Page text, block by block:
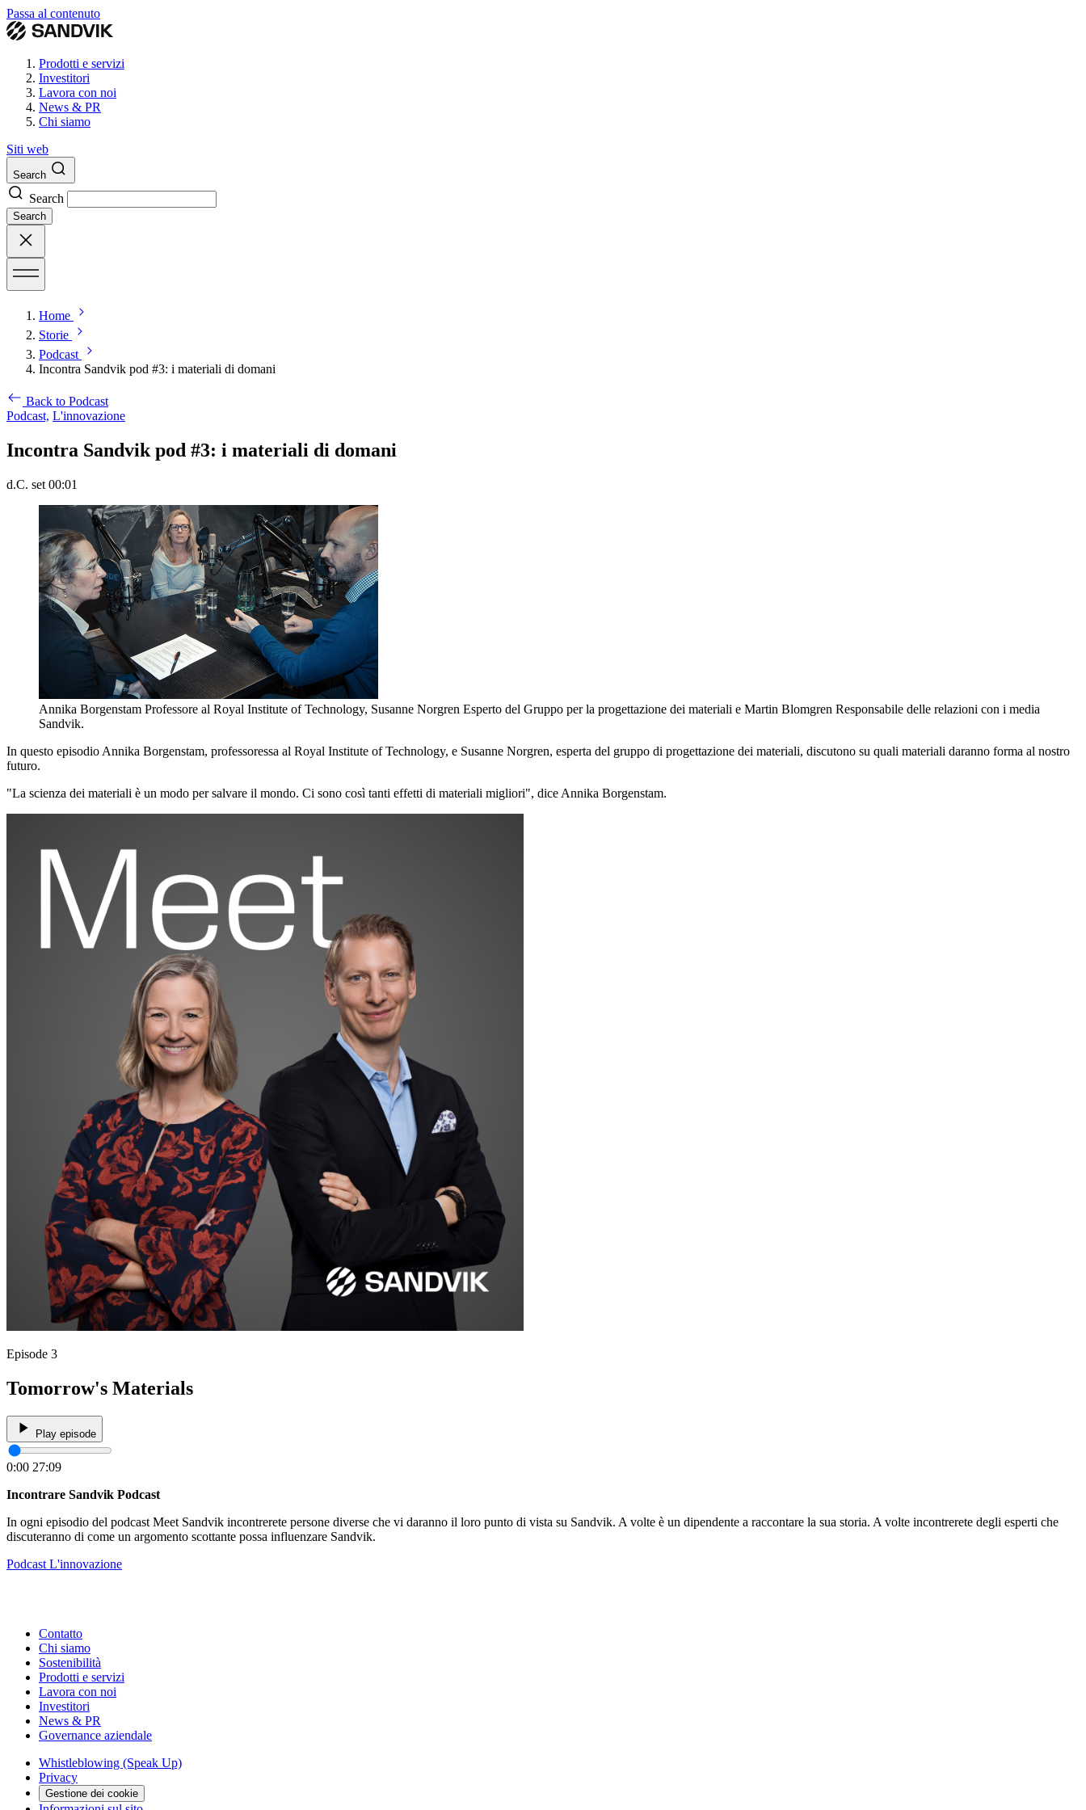
Passa al contenuto
Prodotti e servizi
Investitori
Lavora con noi
News & PR
Chi siamo
Siti web
Search
Search
Search
Home
Storie
Podcast
Incontra Sandvik pod #3: i materiali di domani
Back to Podcast
Podcast, L'innovazione
Incontra Sandvik pod #3: i materiali di domani
d.C. set 00:01
Annika Borgenstam Professore al Royal Institute of Technology, Susanne Norgren Esperto del Gruppo per la progettazione dei materiali e Martin Blomgren Responsabile delle relazioni con i media
Sandvik.
In questo episodio Annika Borgenstam, professoressa al Royal Institute of Technology, e Susanne Norgren, esperta del gruppo di progettazione dei materiali, discutono su quali materiali daranno forma al nostro
futuro.
"La scienza dei materiali è un modo per salvare il mondo. Ci sono così tanti effetti di materiali migliori", dice Annika Borgenstam.
Episode 3
Tomorrow's Materials
Play episode
0:00 27:09
Incontrare Sandvik Podcast
In ogni episodio del podcast Meet Sandvik incontrerete persone diverse che vi daranno il loro punto di vista su Sandvik. A volte è un dipendente a raccontare la sua storia. A volte incontrerete degli esperti che
discuteranno di come un argomento scottante possa influenzare Sandvik.
Podcast L'innovazione
Contatto
Chi siamo
Sostenibilità
Prodotti e servizi
Lavora con noi
Investitori
News & PR
Governance aziendale
Whistleblowing (Speak Up)
Privacy
Gestione dei cookie